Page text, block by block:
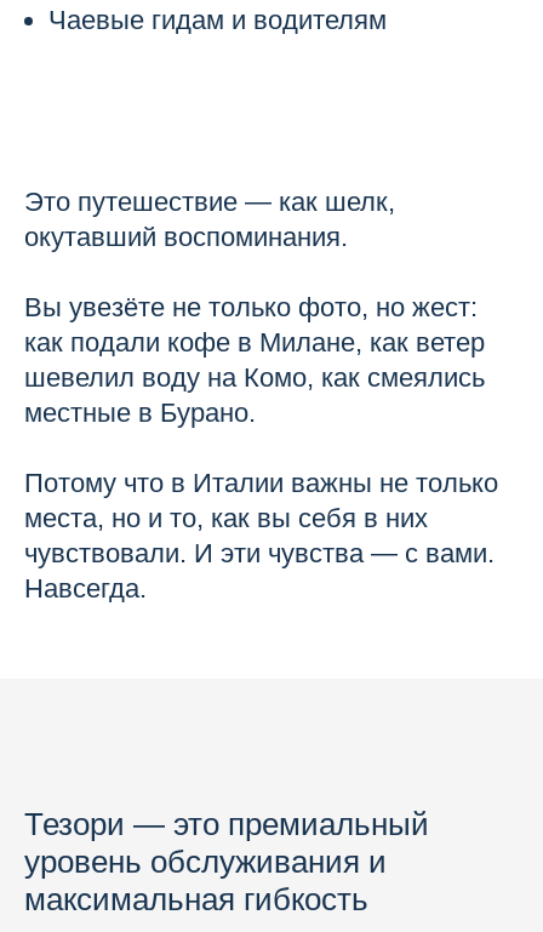
Чаевые гидам и водителям
Это путешествие — как шелк,
окутавший воспоминания.
Вы увезёте не только фото, но жест:
как подали кофе в Милане, как ветер
шевелил воду на Комо, как смеялись
местные в Бурано.
Потому что в Италии важны не только
места, но и то, как вы себя в них
чувствовали. И эти чувства — с вами.
Навсегда.
Тезори — это премиальный
уровень обслуживания и
максимальная гибкость